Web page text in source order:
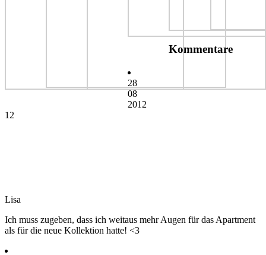
Kommentare
28
08
2012
12
Lisa
Ich muss zugeben, dass ich weitaus mehr Augen für das Apartment
als für die neue Kollektion hatte! <3